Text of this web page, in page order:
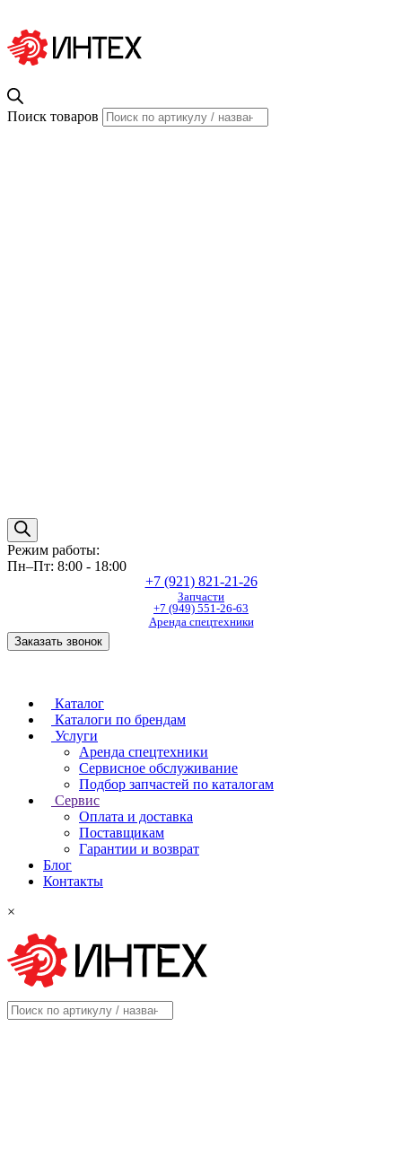
Поиск товаров
Режим работы:
Пн–Пт: 8:00 - 18:00
+7 (921) 821-21-26
Запчасти
+7 (949) 551-26-63
Аренда спецтехники
Заказать звонок
Каталог
Каталоги по брендам
Услуги
Аренда спецтехники
Сервисное обслуживание
Подбор запчастей по каталогам
Сервис
Оплата и доставка
Поставщикам
Гарантии и возврат
Блог
Контакты
×